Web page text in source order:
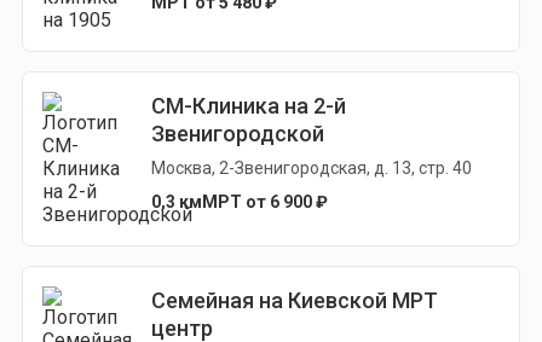
СМ-Клиника на 2-й
Звенигородской
Москва, 2-Звенигородская, д. 13, стр. 40
0,3 км МРТ от 6 900 ₽
Семейная на Киевской МРТ
центр